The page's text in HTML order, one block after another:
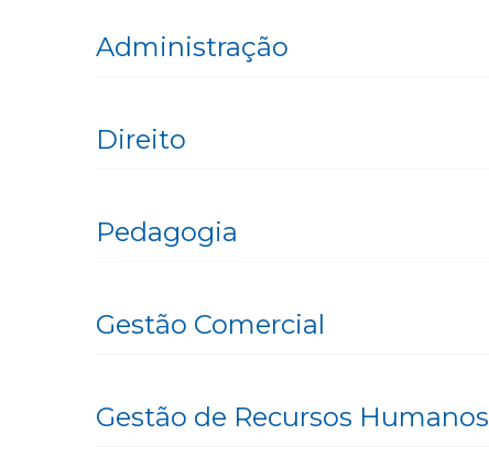
Administração
Direito
Pedagogia
Gestão Comercial
Gestão de Recursos Humanos